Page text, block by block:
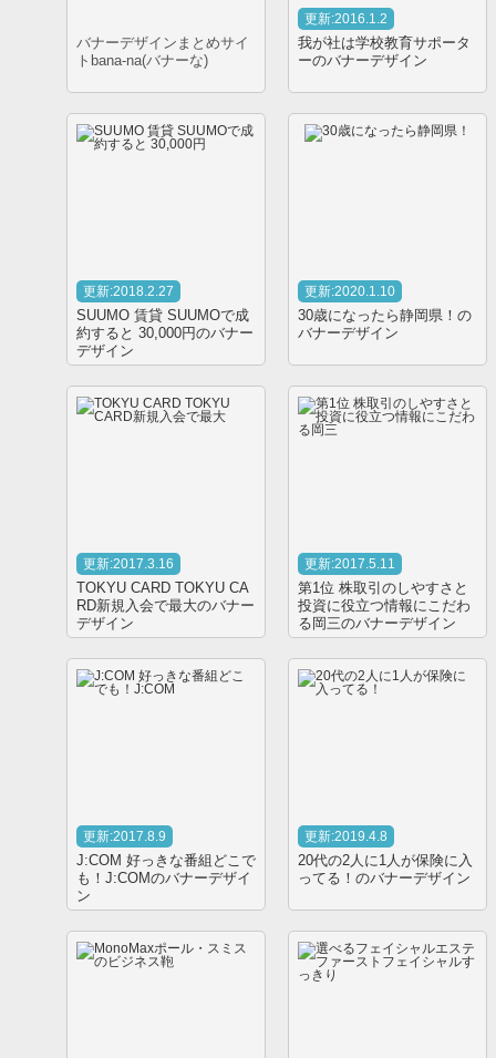
バナーデザインまとめサイ
トbana-na(バナーな)
更新:2016.1.2
我が社は学校教育サポータ
ーのバナーデザイン
更新:2018.2.27
SUUMO 賃貸 SUUMOで成
約すると 30,000円のバナー
デザイン
更新:2020.1.10
30歳になったら静岡県！の
バナーデザイン
更新:2017.3.16
TOKYU CARD TOKYU CA
RD新規入会で最大のバナー
デザイン
更新:2017.5.11
第1位 株取引のしやすさと
投資に役立つ情報にこだわ
る岡三のバナーデザイン
更新:2017.8.9
J:COM 好っきな番組どこで
も！J:COMのバナーデザイ
ン
更新:2019.4.8
20代の2人に1人が保険に入
ってる！のバナーデザイン